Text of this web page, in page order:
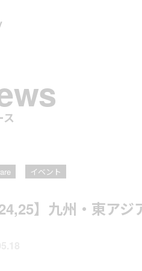
ス
イベント
24,25】九州・東ア